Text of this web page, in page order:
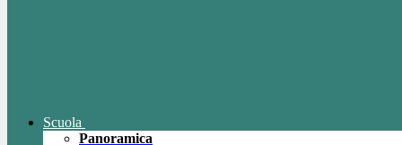
Scuola
Panoramica